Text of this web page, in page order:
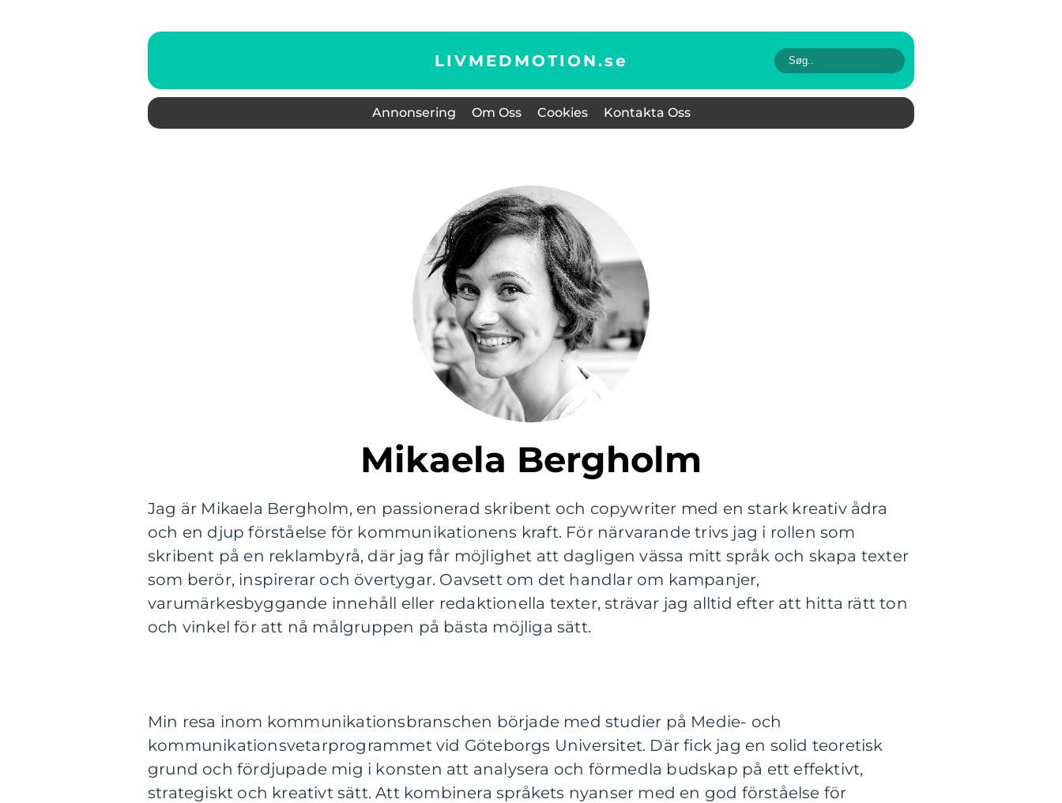
LIVMEDMOTION.se
Annonsering Om Oss Cookies Kontakta Oss
Mikaela Bergholm
Jag är Mikaela Bergholm, en passionerad skribent och copywriter med en stark kreativ ådra
och en djup förståelse för kommunikationens kraft. För närvarande trivs jag i rollen som
skribent på en reklambyrå, där jag får möjlighet att dagligen vässa mitt språk och skapa texter
som berör, inspirerar och övertygar. Oavsett om det handlar om kampanjer,
varumärkesbyggande innehåll eller redaktionella texter, strävar jag alltid efter att hitta rätt ton
och vinkel för att nå målgruppen på bästa möjliga sätt.
Min resa inom kommunikationsbranschen började med studier på Medie- och
kommunikationsvetarprogrammet vid Göteborgs Universitet. Där fick jag en solid teoretisk
grund och fördjupade mig i konsten att analysera och förmedla budskap på ett effektivt,
strategiskt och kreativt sätt. Att kombinera språkets nyanser med en god förståelse för